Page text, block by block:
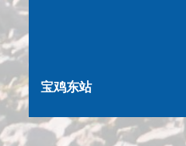
宝鸡东站